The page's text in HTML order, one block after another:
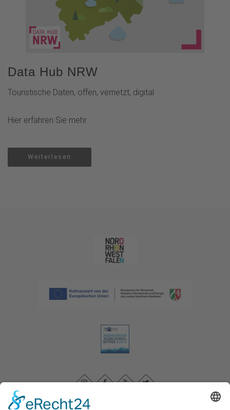
Data Hub NRW
Touristische Daten, offen, vernetzt, digital
Hier erfahren Sie mehr
Weiterlesen